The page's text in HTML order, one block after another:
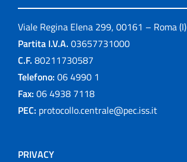
Viale Regina Elena 299, 00161 – Roma (I)
Partita I.V.A. 03657731000
C.F. 80211730587
Telefono: 06 4990 1
Fax: 06 4938 7118
PEC: protocollo.centrale@pec.iss.it
PRIVACY